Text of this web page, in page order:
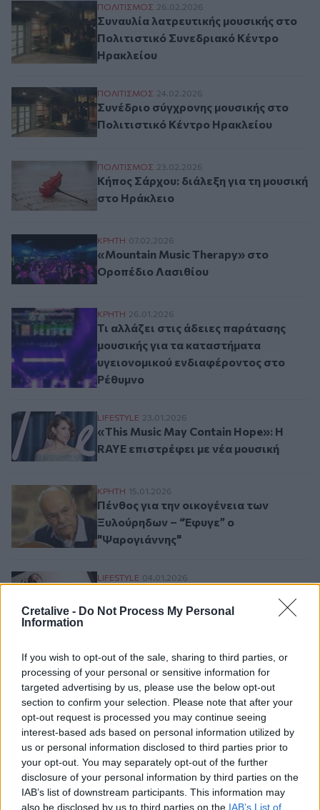
Cretalive - Do Not Process My Personal
Information
If you wish to opt-out of the sale, sharing to third parties, or
processing of your personal or sensitive information for
targeted advertising by us, please use the below opt-out
section to confirm your selection. Please note that after your
opt-out request is processed you may continue seeing
interest-based ads based on personal information utilized by
us or personal information disclosed to third parties prior to
your opt-out. You may separately opt-out of the further
disclosure of your personal information by third parties on the
IAB’s list of downstream participants. This information may
also be disclosed by us to third parties on the IAB’s List of
Συναυλία λατρευτικής μουσικής στο
ΠΟΛΙΤΙΣΜΟΣ 26.02.2026
Συναυλία λατρευτικής μουσικής στο
Πολιτιστικό Συνεδριακό Κέντρο
Ηρακλείου
Συνέδριο σύγχρονης μουσικής στο
ΠΟΛΙΤΙΣΜΟΣ 24.02.2026
Συνέδριο σύγχρονης μουσικής στο
Πολιτιστικό Κέντρο Ηρακλείου
Κήπος Σάρχου: διάλεξη για τη μουσική
ΠΟΛΙΤΙΣΜΟΣ 23.02.2026
Κήπος Σάρχου: διάλεξη για τη μουσική
στο Ηράκλειο
«Mountain Music Therapy» στο Οροπέδιο
ΚΡΗΤΗ 07.02.2026
«Mountain Music Therapy» στο
Οροπέδιο Λασιθίου
Τι αλλάζει στις άδειες παράτασης
ΚΡΗΤΗ 26.01.2026
Τι αλλάζει στις άδειες παράτασης
μουσικής για τα καταστήματα
υγειονομικού ενδιαφέροντος στο
Ρέθυμνο
«This Music May Contain Hope»: Η RAYE
LIFESTYLE 23.01.2026
«This Music May Contain Hope»: Η
RAYE επιστρέφει με νέα μουσική
Πένθος για την οικογένεια των
ΚΡΗΤΗ 15.01.2026
Πένθος για την οικογένεια των
Ξυλούρηδων – “Έφυγε” ο
"Ψαρογιάννης"
Έκθεση – φόρος τιμής στον Φράνκο
LIFESTYLE 04.01.2026
Μπατιάτο
Σελιδοποίηση
Προηγούμενη σελίδα
Current page
1 Next page
Ροή ειδήσεων Δημοφιλή
08:34